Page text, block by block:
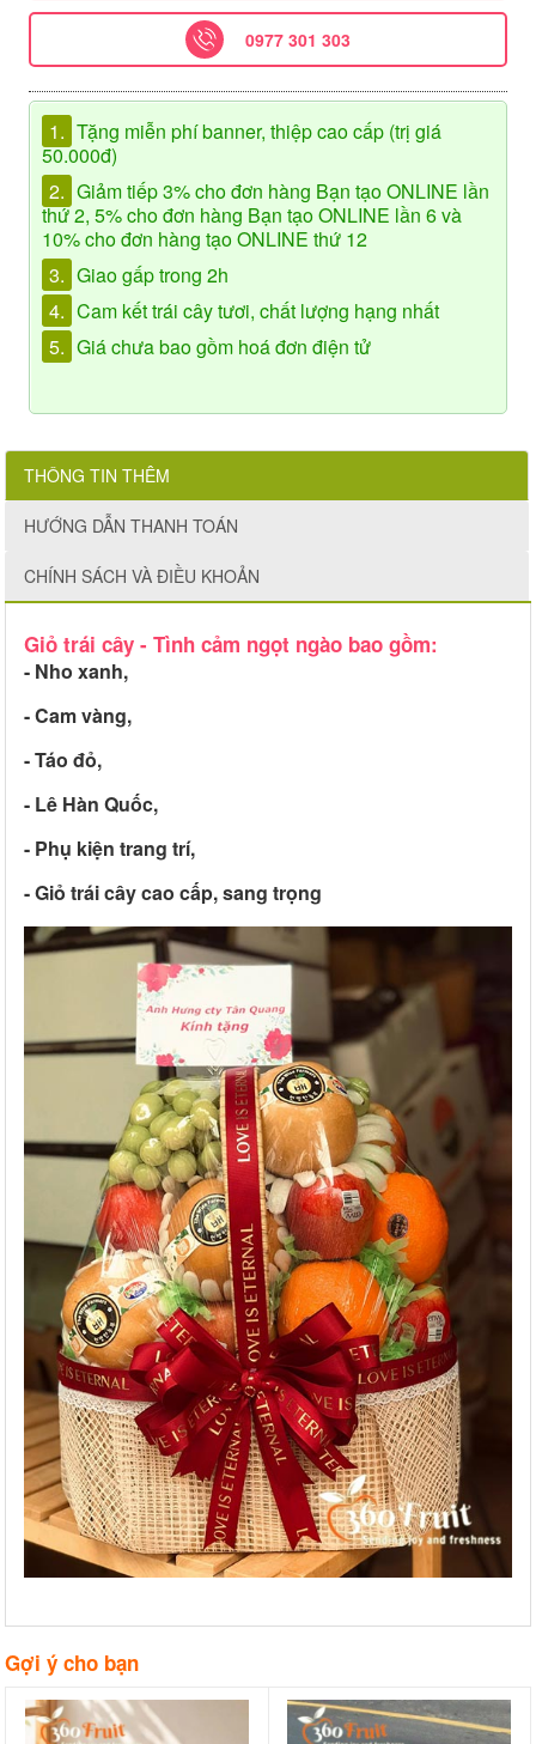
0977 301 303
1. Tặng miễn phí banner, thiệp cao cấp (trị giá
50.000đ)
2. Giảm tiếp 3% cho đơn hàng Bạn tạo ONLINE lần
thứ 2, 5% cho đơn hàng Bạn tạo ONLINE lần 6 và
10% cho đơn hàng tạo ONLINE thứ 12
3. Giao gấp trong 2h
4. Cam kết trái cây tươi, chất lượng hạng nhất
5. Giá chưa bao gồm hoá đơn điện tử
THÔNG TIN THÊM
HƯỚNG DẪN THANH TOÁN
CHÍNH SÁCH VÀ ĐIỀU KHOẢN
Giỏ trái cây - Tình cảm ngọt ngào bao gồm:
- Nho xanh,
- Cam vàng,
- Táo đỏ,
- Lê Hàn Quốc,
- Phụ kiện trang trí,
- Giỏ trái cây cao cấp, sang trọng
Gợi ý cho bạn